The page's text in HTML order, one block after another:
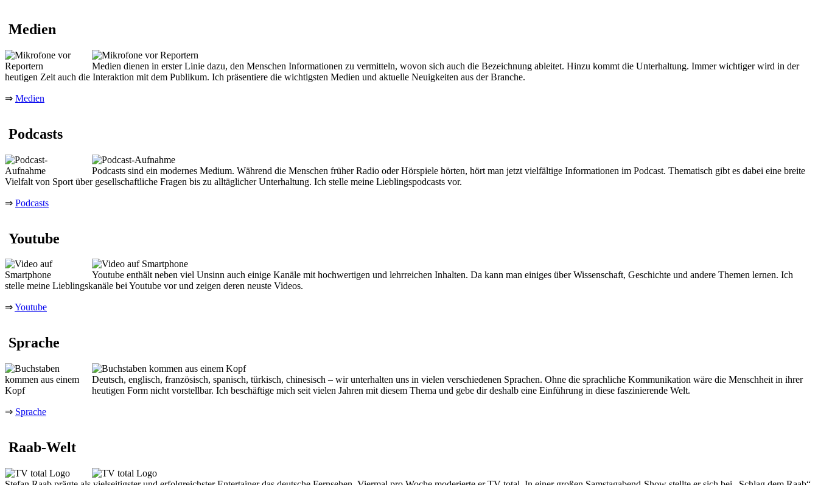
Medien
Medien dienen in erster Linie dazu, den Menschen Informationen zu vermitteln, wovon sich auch die Bezeichnung ableitet. Hinzu kommt die Unterhaltung. Immer wichtiger wird in der
heutigen Zeit auch die Interaktion mit dem Publikum. Ich präsentiere die wichtigsten Medien und aktuelle Neuigkeiten aus der Branche.
⇒ Medien
Podcasts
Podcasts sind ein modernes Medium. Während die Menschen früher Radio oder Hörspiele hörten, hört man jetzt vielfältige Informationen im Podcast. Thematisch gibt es dabei eine breite
Vielfalt von Sport über gesellschaftliche Fragen bis zu alltäglicher Unterhaltung. Ich stelle meine Lieblingspodcasts vor.
⇒ Podcasts
Youtube
Youtube enthält neben viel Unsinn auch einige Kanäle mit hochwertigen und lehrreichen Inhalten. Da kann man einiges über Wissenschaft, Geschichte und andere Themen lernen. Ich
stelle meine Lieblingskanäle bei Youtube vor und zeigen deren neuste Videos.
⇒Youtube
Sprache
Deutsch, englisch, französisch, spanisch, türkisch, chinesisch – wir unterhalten uns in vielen verschiedenen Sprachen. Ohne die sprachliche Kommunikation wäre die Menschheit in ihrer
heutigen Form nicht vorstellbar. Ich beschäftige mich seit vielen Jahren mit diesem Thema und gebe dir deshalb eine Einführung in diese faszinierende Welt.
⇒ Sprache
Raab-Welt